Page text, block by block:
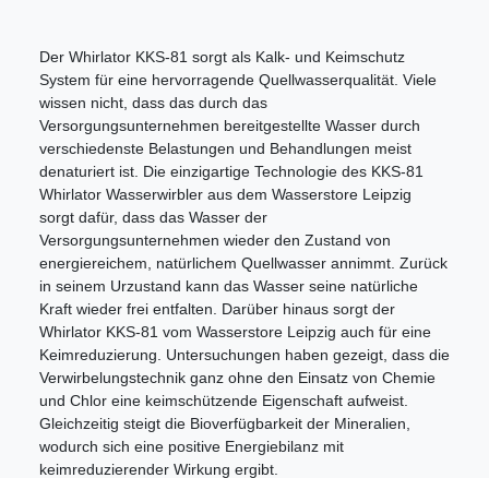
Der Whirlator KKS-81 sorgt als Kalk- und Keimschutz
System für eine hervorragende Quellwasserqualität. Viele
wissen nicht, dass das durch das
Versorgungsunternehmen bereitgestellte Wasser durch
verschiedenste Belastungen und Behandlungen meist
denaturiert ist. Die einzigartige Technologie des KKS-81
Whirlator Wasserwirbler aus dem Wasserstore Leipzig
sorgt dafür, dass das Wasser der
Versorgungsunternehmen wieder den Zustand von
energiereichem, natürlichem Quellwasser annimmt. Zurück
in seinem Urzustand kann das Wasser seine natürliche
Kraft wieder frei entfalten. Darüber hinaus sorgt der
Whirlator KKS-81 vom Wasserstore Leipzig auch für eine
Keimreduzierung. Untersuchungen haben gezeigt, dass die
Verwirbelungstechnik ganz ohne den Einsatz von Chemie
und Chlor eine keimschützende Eigenschaft aufweist.
Gleichzeitig steigt die Bioverfügbarkeit der Mineralien,
wodurch sich eine positive Energiebilanz mit
keimreduzierender Wirkung ergibt.